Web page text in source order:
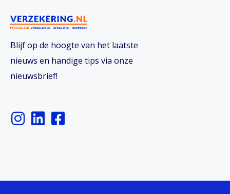
Blijf op de hoogte van het laatste
nieuws en handige tips via onze
nieuwsbrief!
I
n
g
L
i
d
F
a
o